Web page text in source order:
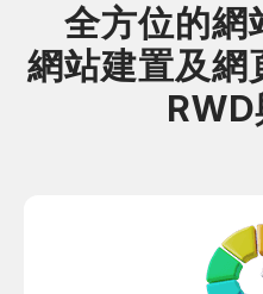
全方位的網
網站建置及網